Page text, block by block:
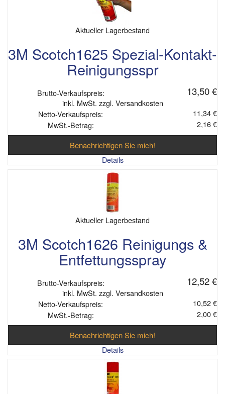
Aktueller Lagerbestand
3M Scotch1625 Spezial-Kontakt-
Reinigungsspr
Brutto-Verkaufspreis: 13,50 €
inkl. MwSt. zzgl. Versandkosten
Netto-Verkaufspreis:
11,34 €
MwSt.-Betrag:
2,16 €
Benachrichtigen Sie mich!
Details
Aktueller Lagerbestand
3M Scotch1626 Reinigungs &
Entfettungsspray
Brutto-Verkaufspreis: 12,52 €
inkl. MwSt. zzgl. Versandkosten
Netto-Verkaufspreis:
10,52 €
MwSt.-Betrag:
2,00 €
Benachrichtigen Sie mich!
Details